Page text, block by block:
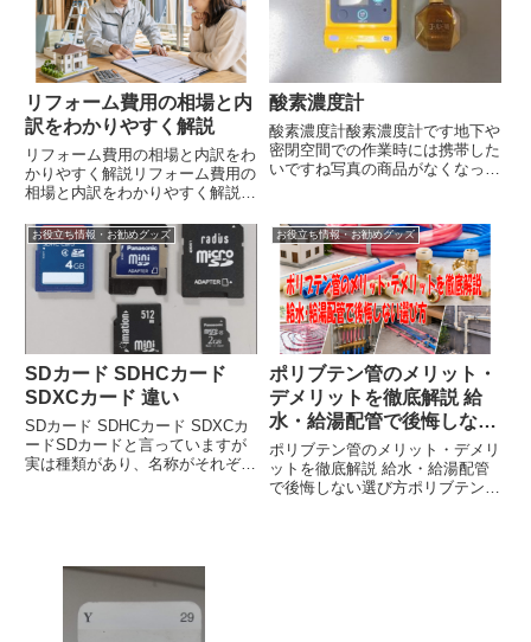
いです。ですが実際には、そう
リフォーム費用の相場と内
訳をわかりやすく解説
リフォーム費用の相場と内訳をわ
かりやすく解説リフォーム費用の
相場と内訳をわかりやすく解説！
ムを考えたとき、多くの人が最初
に気になるのは「結局いくらかか
るの？」という費用の不安です。
キッチン、浴室、トイレ、外
酸素濃度計
酸素濃度計酸素濃度計です地下や
密閉空間での作業時には携帯した
いですね写真の商品がなくなった
濃度計 酸素濃度測定器 O2濃度測
定 酸素濃度 測定濃度範囲 0-
30%VOL 高精度 工...
お役立ち情報・お勧めグッズ
SDカード SDHCカード
SDXCカード 違い
SDカード SDHCカード SDXCカ
ードSDカードと言っていますが
実は種類があり、名称がそれぞれ
お役立ち情報・お勧めグッズ
ポリブテン管のメリット・
デメリットを徹底解説 給
水・給湯配管で後悔しない
選び方
ポリブテン管のメリット・デメリ
ットを徹底解説 給水・給湯配管
で後悔しない選び方ポリブテン管